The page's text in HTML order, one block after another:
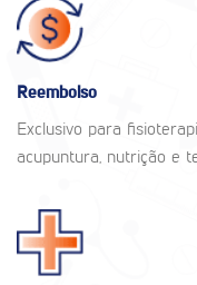
Reembolso
Exclusivo para
acupuntura, nutrição e